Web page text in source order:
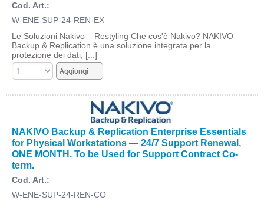
Cod. Art.:
W-ENE-SUP-24-REN-EX
Le Soluzioni Nakivo – Restyling Che cos'è Nakivo? NAKIVO
Backup & Replication è una soluzione integrata per la
protezione dei dati, [...]
NAKIVO Backup & Replication Enterprise Essentials
for Physical Workstations — 24/7 Support Renewal,
ONE MONTH. To be Used for Support Contract Co-
term.
Cod. Art.:
W-ENE-SUP-24-REN-CO